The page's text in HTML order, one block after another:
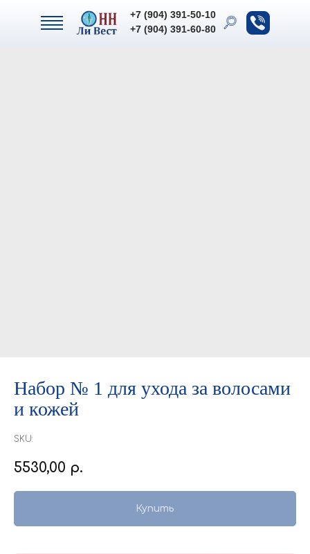
+7 (904) 391-60-80
+7 (904) 391-50-10
+7 (904) 391-60-80
+7 (904) 391-50-10
Набор № 1 для ухода за волосами
и кожей
SKU:
5530,00 р.
Купить